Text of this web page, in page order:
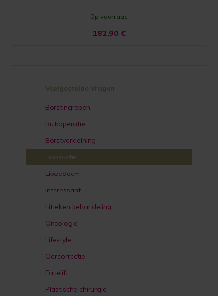
Op voorraad
182,90 €
Veelgestelde Vragen
Borstingrepen
Buikoperatie
Borstverkleining
Liposuctie
Lipoedeem
Interessant
Litteken behandeling
Oncologie
Lifestyle
Oorcorrectie
Facelift
Plastische chirurgie